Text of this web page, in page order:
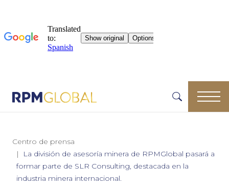
Centro de prensa
La división de asesoría minera de RPMGlobal pasará a
formar parte de SLR Consulting, destacada en la
industria minera internacional.